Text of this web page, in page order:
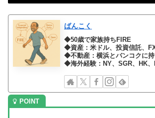
ばんこく
◆50歳で家族持ちFIRE
◆資産：米ドル、投資信託、
◆不動産：横浜とバンコクに
◆海外経験：NY、SGR、HK